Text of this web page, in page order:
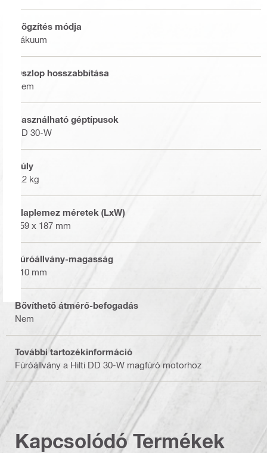
Rögzítés módja
Vákuum
Oszlop hosszabbítása
Nem
Használható géptípusok
DD 30-W
Súly
5.2 kg
Alaplemez méretek (LxW)
259 x 187 mm
Fúróállvány-magasság
610 mm
Bővíthető átmérő-befogadás
Nem
További tartozékinformáció
Fúróállvány a Hilti DD 30-W magfúró motorhoz
Kapcsolódó Termékek